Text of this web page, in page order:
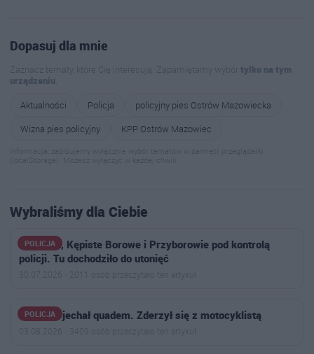
Dopasuj dla mnie
Zaznacz tematy, które Cię interesują. Zapamiętamy wybórtylko na tym
urządzeniu.
Aktualności
Policja
policyjny pies Ostrów Mazowiecka
Wizna pies policyjny
KPP Ostrów Mazowiec
Informacja: zapisujemy wyłącznie wybór tematów w pamięci przeglądarki
(localStorage). Możesz wyłączyć w każdej chwili.
Wybraliśmy dla Ciebie
POLICJA
Kiełczew, Kępiste Borowe i Przyborowie pod kontrolą
policji. Tu dochodziło do utonięć
30.07.2026 · 2011 osób przeczytało ten artykuł
POLICJA
11-latek jechał quadem. Zderzył się z motocyklistą
03.08.2026 · 3409 osób przeczytało ten artykuł